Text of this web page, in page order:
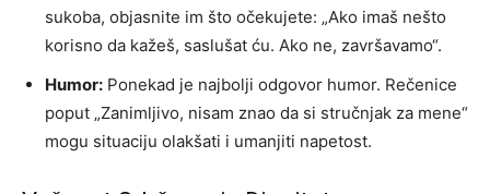
sukoba, objasnite im što očekujete: „Ako imaš nešto
korisno da kažeš, saslušat ću. Ako ne, završavamo“.
Humor: Ponekad je najbolji odgovor humor. Rečenice
poput „Zanimljivo, nisam znao da si stručnjak za mene“
mogu situaciju olakšati i umanjiti napetost.